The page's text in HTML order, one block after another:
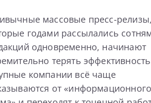
массовые пресс-релизы,
годами рассылались
одновременно, начинают
терять
компании всё чаще
от «информационного